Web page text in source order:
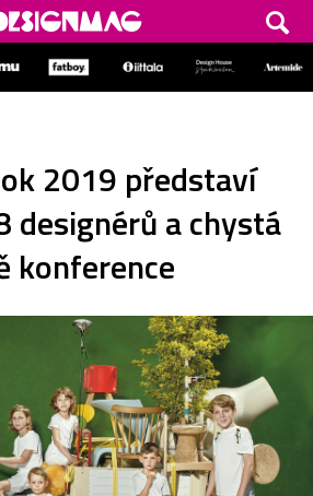
2019 představí
designérů a chystá
konference